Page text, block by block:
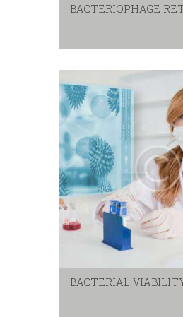
BACTERIOPHAGE
BACTERIAL